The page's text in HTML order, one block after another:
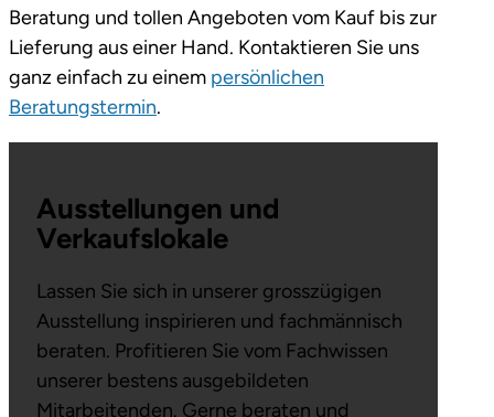
Beratung und tollen Angeboten vom Kauf bis zur
Lieferung aus einer Hand. Kontaktieren Sie uns
ganz einfach zu einem persönlichen
Beratungstermin.
Ausstellungen und
Verkaufslokale
Lassen Sie sich in unserer grosszügigen
Ausstellung inspirieren und fachmännisch
beraten. Profitieren Sie vom Fachwissen
unserer bestens ausgebildeten
Mitarbeitenden. Gerne beraten und